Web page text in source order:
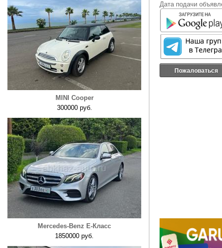
MINI Cooper
300000 руб.
Mercedes-Benz E-Класс
1850000 руб.
Дата подачи
Пожаловаться